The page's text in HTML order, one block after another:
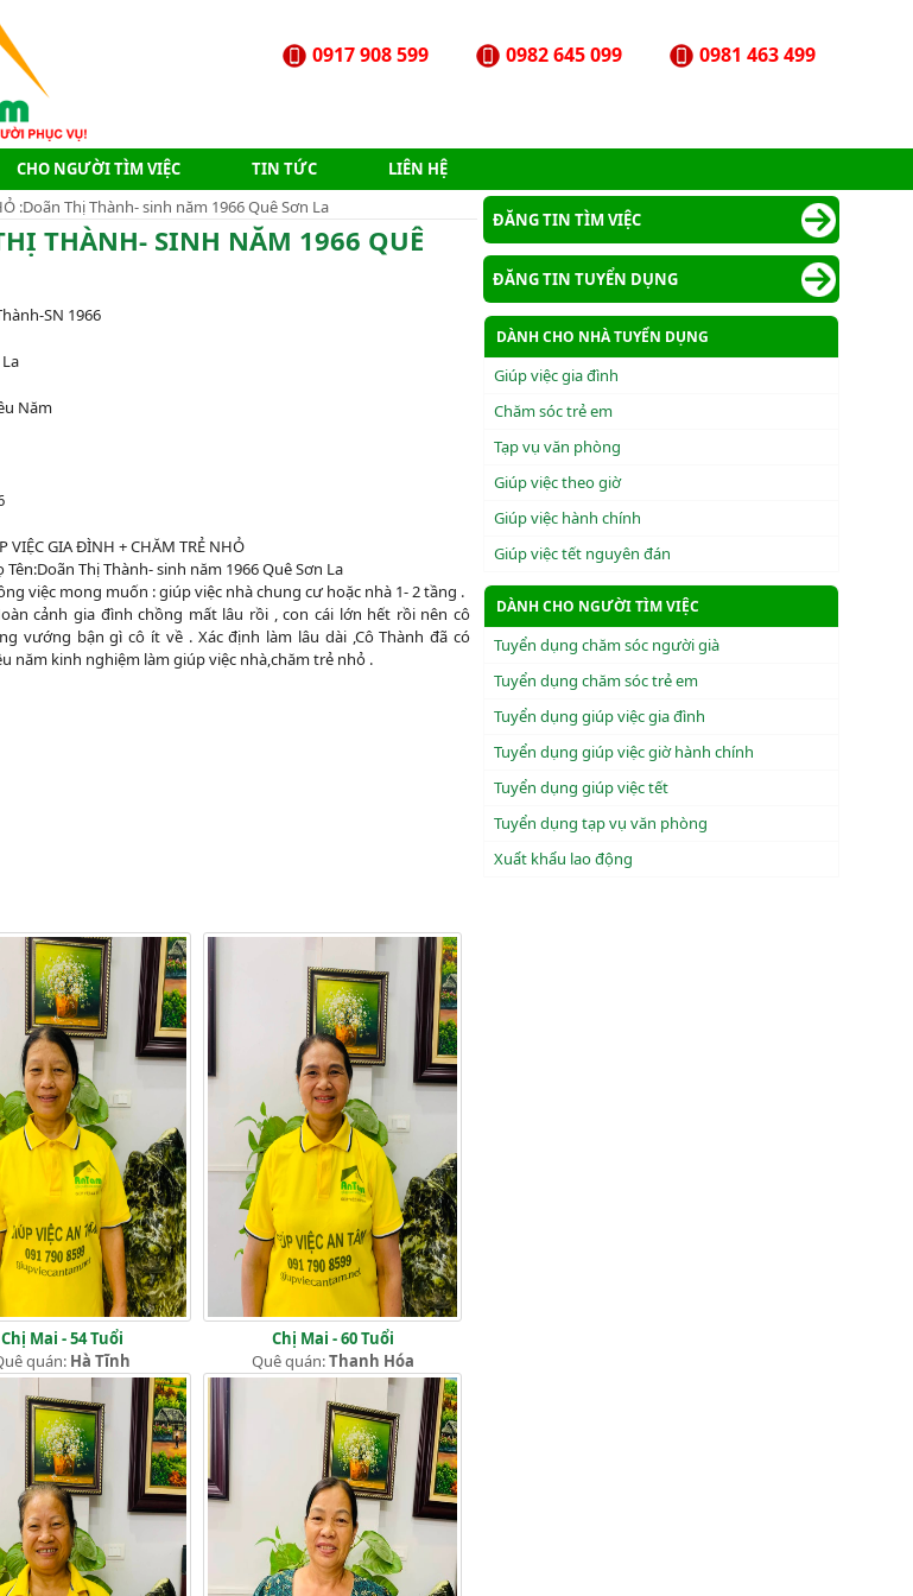
0981 463 499
0982 645 099
0917 908 599
CHO NGƯỜI TÌM VIỆC TIN TỨC
LIÊN HỆ
:Doãn Thị Thành- sinh năm 1966 Quê Sơn La
THÀNH- SINH NĂM 1966 QUÊ
SN 1966
Năm
VIỆC GIA ĐÌNH + CHĂM TRẺ NHỎ
Tên:Doãn Thị Thành- sinh năm 1966 Quê Sơn La
việc mong muốn : giúp việc nhà chung cư hoặc nhà 1- 2 tầng .
cảnh gia đình chồng mất lâu rồi , con cái lớn hết rồi nên cô
vướng bận gì cô ít về . Xác định làm lâu dài ,Cô Thành đã có
năm kinh nghiệm làm giúp việc nhà,chăm trẻ nhỏ .
Chị Mai - 54 Tuổi
quán: Hà Tĩnh
Chị Mai - 60 Tuổi
Quê quán:Thanh Hóa
ĐĂNG TIN TÌM VIỆC
ĐĂNG TIN TUYỂN DỤNG
DÀNH CHO NHÀ TUYỂN DỤNG
Giúp việc gia đình
Chăm sóc trẻ em
Tạp vụ văn phòng
Giúp việc theo giờ
Giúp việc hành chính
Giúp việc tết nguyên đán
DÀNH CHO NGƯỜI TÌM VIỆC
Tuyển dụng chăm sóc người già
Tuyển dụng chăm sóc trẻ em
Tuyển dụng giúp việc gia đình
Tuyển dụng giúp việc giờ hành chính
Tuyển dụng giúp việc tết
Tuyển dụng tạp vụ văn phòng
Xuẩt khẩu lao động